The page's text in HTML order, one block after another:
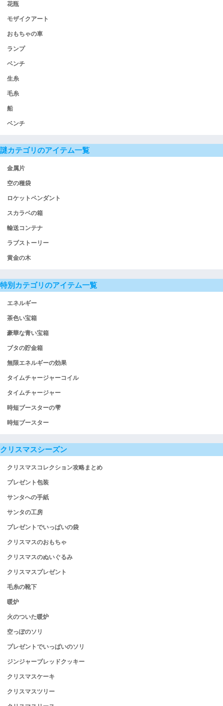
花瓶
モザイクアート
おもちゃの車
ランプ
ベンチ
生糸
毛糸
船
ベンチ
謎カテゴリのアイテム一覧
金属片
空の種袋
ロケットペンダント
スカラベの箱
輸送コンテナ
ラブストーリー
黄金の木
特別カテゴリのアイテム一覧
エネルギー
茶色い宝箱
豪華な青い宝箱
ブタの貯金箱
無限エネルギーの効果
タイムチャージャーコイル
タイムチャージャー
時短ブースターの雫
時短ブースター
クリスマスシーズン
クリスマスコレクション攻略まとめ
プレゼント包装
サンタへの手紙
サンタの工房
プレゼントでいっぱいの袋
クリスマスのおもちゃ
クリスマスのぬいぐるみ
クリスマスプレゼント
毛糸の靴下
暖炉
火のついた暖炉
空っぽのソリ
プレゼントでいっぱいのソリ
ジンジャーブレッドクッキー
クリスマスケーキ
クリスマスツリー